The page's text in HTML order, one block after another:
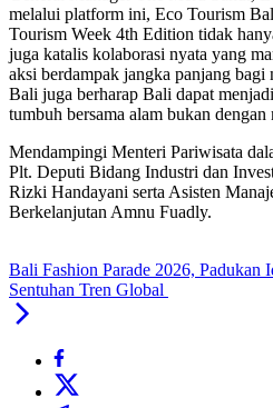
melalui platform ini, Eco Tourism
Tourism Week 4th Edition tidak
juga katalis kolaborasi nyata yang
aksi berdampak jangka panjang
Bali juga berharap Bali dapat
tumbuh bersama alam bukan dengan
Mendampingi Menteri Pariwisata
Plt. Deputi Bidang Industri dan
Rizki Handayani serta Asisten
Berkelanjutan Amnu Fuadly.
Bali Fashion Parade 2026, Padukan
Sentuhan Tren Global